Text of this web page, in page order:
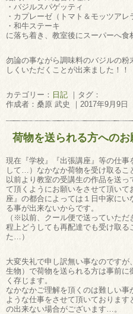
・バジルスパゲッティ
・カプレーゼ（トマト＆モッツアレ
・和牛ステーキ
に落ち着き、教室後にスーパーへ食
勿論の事ながら調味料のバジルの
しくいただくことが出来ました！！
カテゴリー： 日記 ｜タグ：
作成者：桑原 武史 ｜2017年9月9日
荷物を送られる方へのお
現在『学校』『出張講座』等の仕事
して…）なかなか荷物を受け取るこ
以前より教室の受講生の作品を送
て頂くようにお願いをさせて頂い
座』の都合によっては１日中家に
る事が出来ないからです。
（※以前、クール便で送っていた
程上どうしても再配達でも受け取る
た…）
大変失礼で申し訳無い事なのです
生物）で荷物を送られる方は事前
く存じます。
なかなかご理解を頂くのは難しい
ような仕事をさせて頂いておりま
の出来ない場合がございます…。